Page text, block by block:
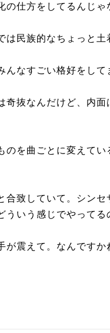
仕方をしてるんじゃ
民族的なちょっと土
なすごい格好をし
抜なんだけど、内
を曲ごとに変えて
致していて。シン
いう感じでやってる
震えて。なんです